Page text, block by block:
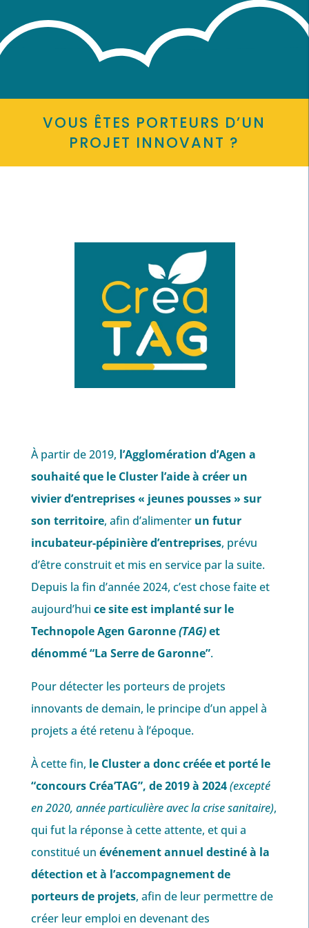
VOUS ÊTES PORTEURS D’UN
PROJET INNOVANT ?
À partir de 2019, l’Agglomération d’Agen a
souhaité que le Cluster l’aide à créer un
vivier d’entreprises « jeunes pousses » sur
son territoire, afin d’alimenter un futur
incubateur-pépinière d’entreprises, prévu
d’être construit et mis en service par la suite.
Depuis la fin d’année 2024, c’est chose faite et
aujourd’hui ce site est implanté sur le
Technopole Agen Garonne(TAG)et
dénommé “La Serre de Garonne”.
Pour détecter les porteurs de projets
innovants de demain, le principe d’un appel à
projets a été retenu à l’époque.
À cette fin, le Cluster a donc créée et porté le
“concours Créa’TAG”, de 2019 à 2024(excepté
en 2020, année particulière avec la crise sanitaire),
qui fut la réponse à cette attente, et qui a
constitué un événement annuel destiné à la
détection et à l’accompagnement de
porteurs de projets, afin de leur permettre de
créer leur emploi en devenant des